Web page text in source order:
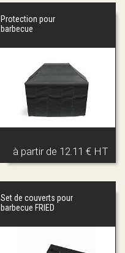
Protection pour
barbecue
à partir de 12.11 € HT
Set de couverts pour
barbecue FRIED